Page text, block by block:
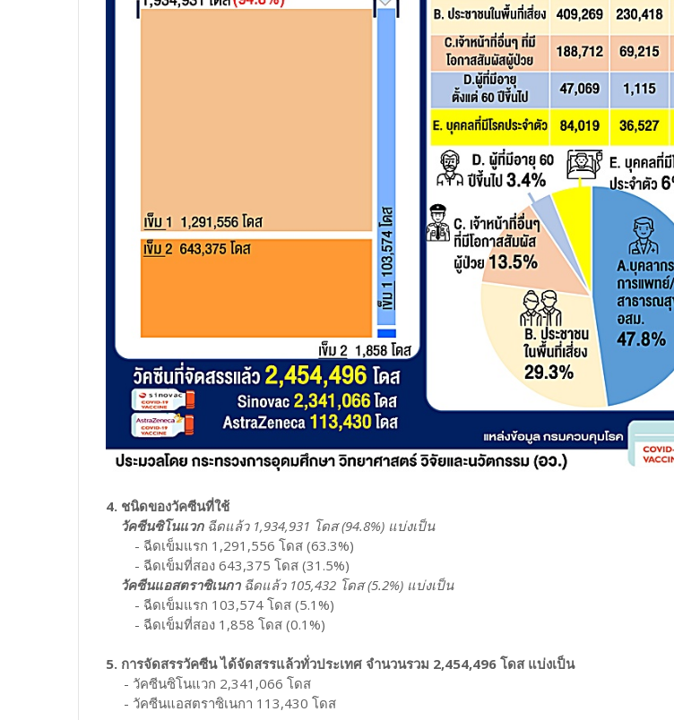
4. ชนิดของวัคซีนที่ใช้
วัคซีนซิโนแวกฉีดแล้ว 1,934,931 โดส (94.8%) แบ่งเป็น
- ฉีดเข็มแรก 1,291,556 โดส (63.3%)
- ฉีดเข็มที่สอง 643,375 โดส (31.5%)
วัคซีนแอสตราซิเนกาฉีดแล้ว 105,432 โดส (5.2%) แบ่งเป็น
- ฉีดเข็มแรก 103,574 โดส (5.1%)
- ฉีดเข็มที่สอง 1,858 โดส (0.1%)
5. การจัดสรรวัคซีน ได้จัดสรรแล้วทั่วประเทศ จำนวนรวม 2,454,496 โดส แบ่งเป็น
- วัคซีนซิโนแวก 2,341,066 โดส
- วัคซีนแอสตราซิเนกา 113,430 โดส